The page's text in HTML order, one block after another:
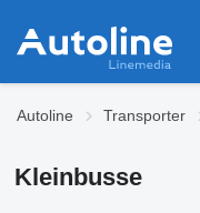
Autoline Transporter
Kleinbusse